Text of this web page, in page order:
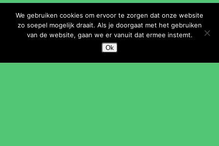
SNEL NAAR
Muziekschool
Dansschool EDC
We gebruiken cookies om ervoor te zorgen dat onze website
zo soepel mogelijk draait. Als je doorgaat met het gebruiken
van de website, gaan we er vanuit dat ermee instemt.
Ok